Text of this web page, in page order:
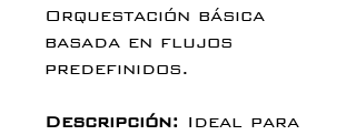
Orquestación básica
basada en flujos
predefinidos.
Descripción: Ideal para